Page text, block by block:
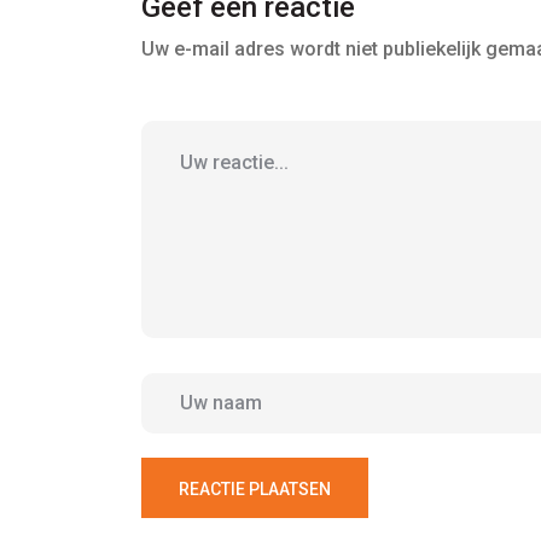
Geef een reactie
Uw e-mail adres wordt niet publiekelijk
REACTIE PLAATSEN